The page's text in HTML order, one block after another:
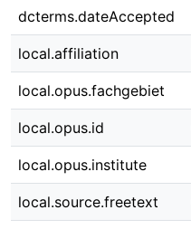
dcterms.dateAccepted
local.affiliation
local.opus.fachgebiet
local.opus.id
local.opus.institute
local.source.freetext